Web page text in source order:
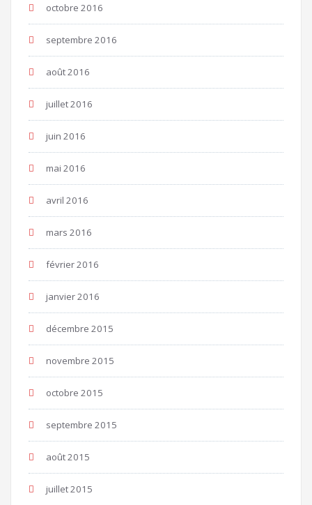
octobre 2016
septembre 2016
août 2016
juillet 2016
juin 2016
mai 2016
avril 2016
mars 2016
février 2016
janvier 2016
décembre 2015
novembre 2015
octobre 2015
septembre 2015
août 2015
juillet 2015